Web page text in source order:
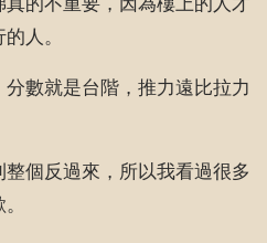
人。
數就是台階，推力遠比拉力
個反過來，所以我看過很多